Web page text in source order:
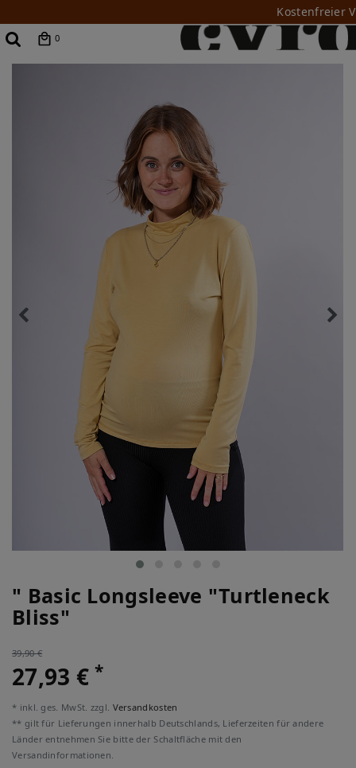
Kostenfreier
0
" Basic Longsleeve "Turtleneck
Bliss"
39,90 €
27,93 €*
* inkl. ges. MwSt. zzgl. Versandkosten
** gilt für Lieferungen innerhalb Deutschlands, Lieferzeiten für andere
Länder entnehmen Sie bitte der Schaltfläche mit den
Versandinformationen.